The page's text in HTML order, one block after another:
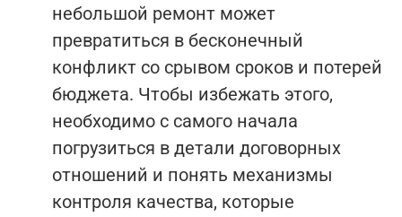
небольшой ремонт может
превратиться в бесконечный
конфликт со срывом сроков и потерей
бюджета. Чтобы избежать этого,
необходимо с самого начала
погрузиться в детали договорных
отношений и понять механизмы
контроля качества, которые